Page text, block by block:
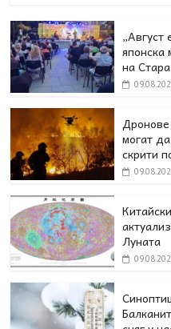
„Август
японска
на
Дронове
могат
скрити
Луната